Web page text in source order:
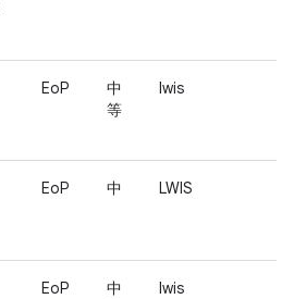
EoP
中
等
lwis
EoP 中 LWIS
EoP
中
lwis